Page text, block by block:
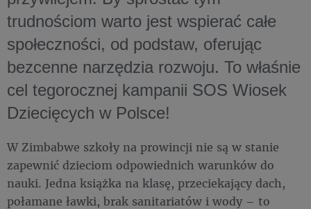
trudnościom warto jest wspierać całe
społeczności, od podstaw, oferując
bezcenne narzędzia rozwoju. To właśnie
cel tegorocznej kampanii SOS Wiosek
Dziecięcych w Polsce!
W Zimbabwe szkoły na prowincji nie są w stanie
zapewnić dzieciom odpowiednich warunków do
nauki. Jedna książka na klasę, przeciekający dach,
połamane ławki, brak sanitariatów i wody – to